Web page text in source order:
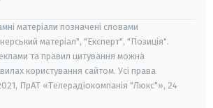
матеріали позначені словами
матеріал", "Експерт", "Позиція".
та правил цитування можна
користування сайтом. Усі права
ПрАТ «Телерадіокомпанія "Люкс"», 24